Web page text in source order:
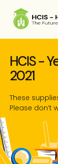
HCIS -
2021
These
Please don’t